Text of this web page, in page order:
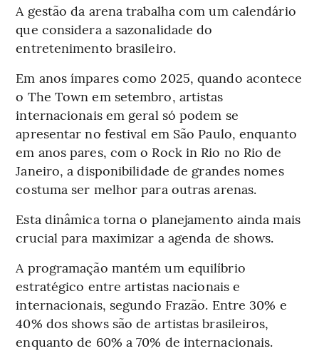
A gestão da arena trabalha com um calendário
que considera a sazonalidade do
entretenimento brasileiro.
Em anos ímpares como 2025, quando acontece
o The Town em setembro, artistas
internacionais em geral só podem se
apresentar no festival em São Paulo, enquanto
em anos pares, com o Rock in Rio no Rio de
Janeiro, a disponibilidade de grandes nomes
costuma ser melhor para outras arenas.
Esta dinâmica torna o planejamento ainda mais
crucial para maximizar a agenda de shows.
A programação mantém um equilíbrio
estratégico entre artistas nacionais e
internacionais, segundo Frazão. Entre 30% e
40% dos shows são de artistas brasileiros,
enquanto de 60% a 70% de internacionais.